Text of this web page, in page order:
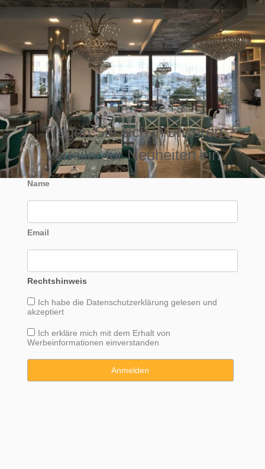
Tragen Sie sich in unseren
Verteiler für Neuheiten ein
Name
Email
Rechtshinweis
Ich habe die Datenschutzerklärung gelesen und
akzeptiert
Ich erkläre mich mit dem Erhalt von
Werbeinformationen einverstanden